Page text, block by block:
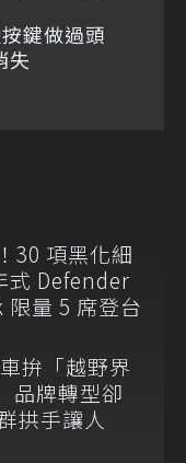
鍵做過頭
失
30 項黑化細
式 Defender
限量 5 席登台
拚「越野界
牌轉型卻
拱手讓人